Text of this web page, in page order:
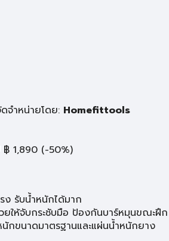
จำหน่ายโดย: Homefittools
฿ 1,890 (-50%)
ง รับน้ำหนักได้มาก
ให้จับกระชับมือ ป้องกันบาร์หมุนขณะฝึก
กขนาดมาตรฐานและแผ่นน้ำหนักยาง